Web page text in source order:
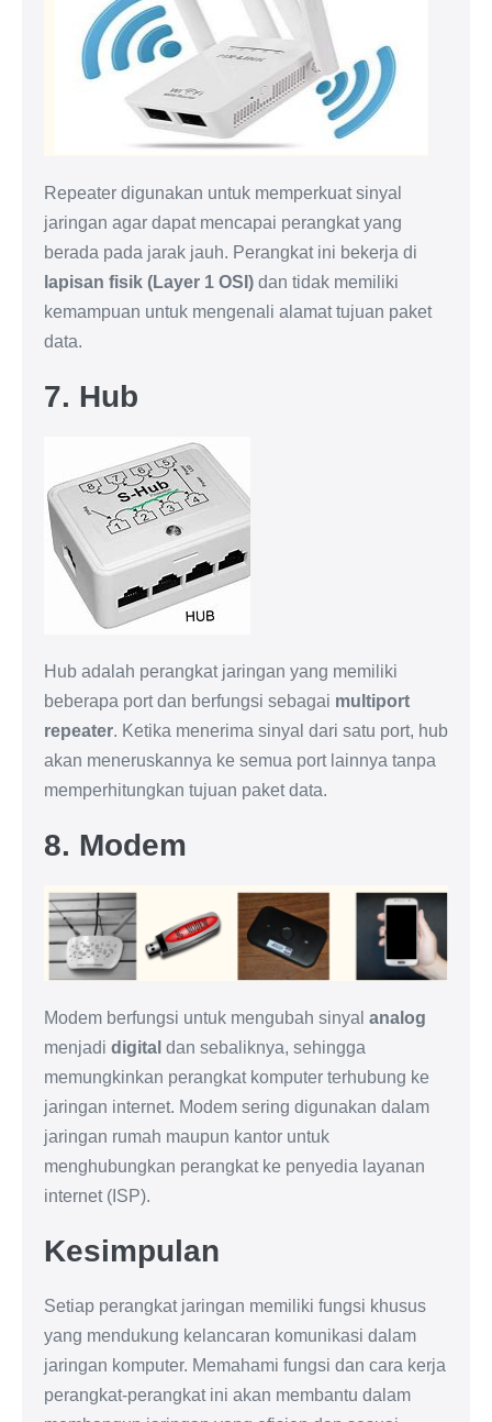
Repeater digunakan untuk memperkuat sinyal
jaringan agar dapat mencapai perangkat yang
berada pada jarak jauh. Perangkat ini bekerja di
lapisan fisik (Layer 1 OSI) dan tidak memiliki
kemampuan untuk mengenali alamat tujuan paket
data.
7. Hub
Hub adalah perangkat jaringan yang memiliki
beberapa port dan berfungsi sebagai multiport
repeater. Ketika menerima sinyal dari satu port, hub
akan meneruskannya ke semua port lainnya tanpa
memperhitungkan tujuan paket data.
8. Modem
Modem berfungsi untuk mengubah sinyal analog
menjadi digital dan sebaliknya, sehingga
memungkinkan perangkat komputer terhubung ke
jaringan internet. Modem sering digunakan dalam
jaringan rumah maupun kantor untuk
menghubungkan perangkat ke penyedia layanan
internet (ISP).
Kesimpulan
Setiap perangkat jaringan memiliki fungsi khusus
yang mendukung kelancaran komunikasi dalam
jaringan komputer. Memahami fungsi dan cara kerja
perangkat-perangkat ini akan membantu dalam